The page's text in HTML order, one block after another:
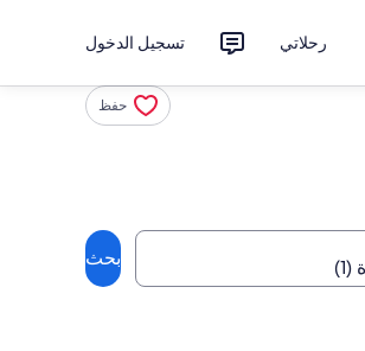
رحلاتي تسجيل الدخول
حفظ
بحث